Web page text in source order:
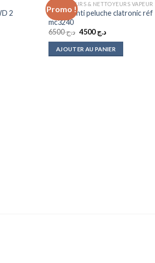
Add to
wishlist
2
Promo !
ASPIRATEURS & NETTOYEURS VAPEUR
Raseur anti peluche clatronic réf
mc3240
د.ج6500
Le
initial
était :
د.ج4500
Le
actuel
est :
AJOUTER AU PANIER